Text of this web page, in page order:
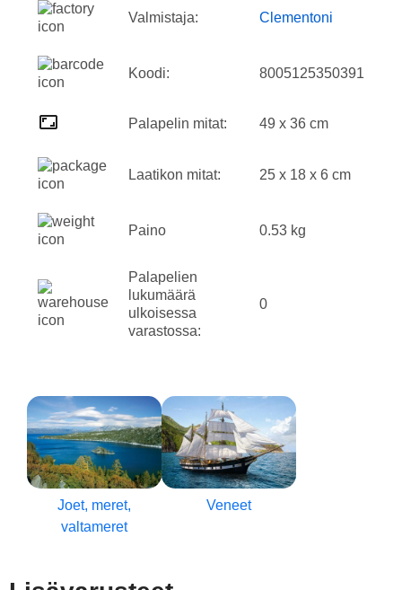
Valmistaja: Clementoni
Koodi: 8005125350391
Palapelin mitat: 49 x 36 cm
Laatikon mitat: 25 x 18 x 6 cm
Paino 0.53 kg
Palapelien
lukumäärä
ulkoisessa
varastossa:
0
Joet, meret,
valtameret
Veneet